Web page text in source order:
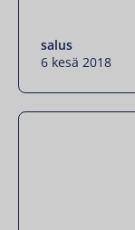
salus
6 kesä 2018